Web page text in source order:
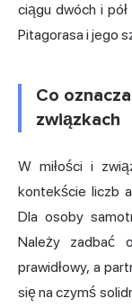
ciągu dwóch i
Pitagorasa i jego
Co
związkach
W miłości i
kontekście liczb
Dla osoby
Należy zadbać
prawidłowy, a
się na czymś